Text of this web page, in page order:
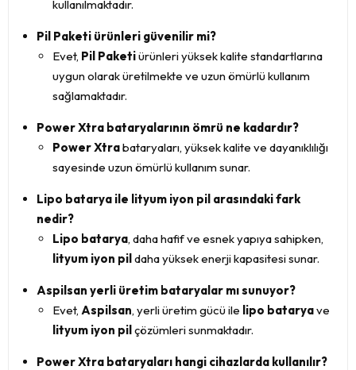
kullanılmaktadır.
Pil Paketi ürünleri güvenilir mi?
Evet, Pil Paketiürünleri yüksek kalite standartlarına
uygun olarak üretilmekte ve uzun ömürlü kullanım
sağlamaktadır.
Power Xtra bataryalarının ömrü ne kadardır?
Power Xtrabataryaları, yüksek kalite ve dayanıklılığı
sayesinde uzun ömürlü kullanım sunar.
Lipo batarya ile lityum iyon pil arasındaki fark
nedir?
Lipo batarya, daha hafif ve esnek yapıya sahipken,
lityum iyon pildaha yüksek enerji kapasitesi sunar.
Aspilsan yerli üretim bataryalar mı sunuyor?
Evet, Aspilsan, yerli üretim gücü ile lipo bataryave
lityum iyon pilçözümleri sunmaktadır.
Power Xtra bataryaları hangi cihazlarda kullanılır?